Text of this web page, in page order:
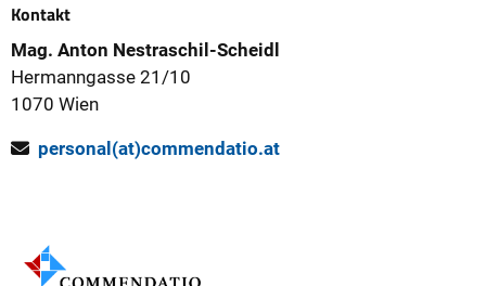
Kontakt
Mag. Anton Nestraschil-Scheidl
Hermanngasse 21/10
1070 Wien
personal(at)commendatio.at